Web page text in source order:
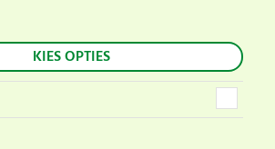
KIES OPTIES